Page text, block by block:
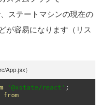
ステートマシンの現在の
が容易になります（リス
App.jsx）
'@xstate/react' ;
from